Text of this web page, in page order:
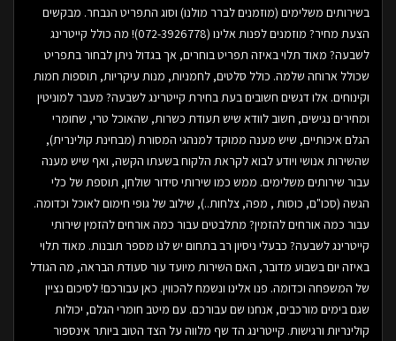
בשירותים משלימים (מוזמנים לברר מולנו) וסוג התפריט הנבחר. מבקשים
הצעת מחיר? מוזמנים לפנות אלינו (072-3926778)! מה כולל קייטרינג
לשבעה? מאוד תלוי באיזה תפריט בוחרים, אך בגדול ניתן לבחור בתפריט
שכולל ארוחה שלמה. כולל סלטים, לחמניות, מנות עיקריות, תוספות חמות
וקינוחים. אלו דגשים חשובים בעת בחירת קייטרינג לשבעה? מעבר למוניטין
ומחירים נגישים, חשוב לוודא שיש תעודת כשרות, שהאוכל טרי, שחומרי
הגלם איכותיים, שיש מענה ממוקד למנהגי המסורת (מבחינת קולינרית),
שהשירות אנושי ויודע לבוא לקראת הלקוח בשעתו הקשה, ואף שיש מענה
עבור שירותים משלימים. ממש כמו שירותי סידור שולחן, תוספת של כלי
הגשה (סכו"ם, כוסות , מפה, צלחות..), שילוב של גופי חימום לאוכל וכדומה.
עבור כמה אורחים להזמין? מתלבטים עבור כמה אורחים להזמין שירותי
קייטרינג לשבעה? כבעלי ניסיון רב בתחום יש לנו מספר תובנות. מאוד תלוי
באיזה יום בשבוע מדובר, האם השירות מיועד עור סעודת הבראה, מה הגודל
של המשפחה וכדומה. פנו אלינו ונשמח להכווין. כאן עבורכם! לסיכום נציין
שגם בימים מורכבים, אנחנו שם עבורכם. עם מיטב חומרי הגלם, יכולות
קולינריות ורגישות. קייטרינג הד שף מלווה על הצד הטוב ביותר אינספור